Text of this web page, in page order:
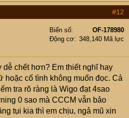
Wigo rất chắc chắn, đạt được
nó chắc chắn đến cỡ nào rồi,
sao, đứa chả sao nào, chả hiểu
này, chắc vì nó đẹp, cái đẹp
sơ sơ nếu xế đi với vận tốc
người ngồi ghế phụ cầm chắc
Wigo vừa để kinh doanh
em thấy em nó ăn uống rất
5l/100km cho đường hỗn
1k tiền xăng cho 1km, quá
#12
Biển số
OF-178980
Động cơ
348,140 Mã lực
dễ chết hơn? Em thiết nghĩ hay
hoặc cố tình không muốn đọc. Cả
tra rõ ràng là Wigo đạt 4sao
0 sao mà CCCM vẫn bảo
tụi kia thì em chịu, ngả mũ xin